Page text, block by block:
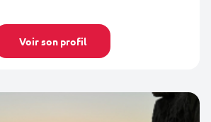
Voir son profil